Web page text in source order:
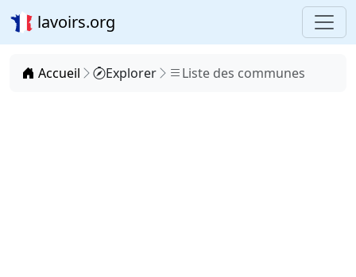
lavoirs.org
Accueil Explorer Liste des communes